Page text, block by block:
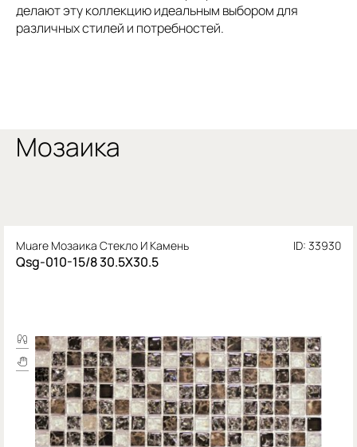
делают эту коллекцию идеальным выбором для
различных стилей и потребностей.
Мозаика
Muare Мозаика Стекло И Камень ID: 33930
Qsg-010-15/8 30.5X30.5